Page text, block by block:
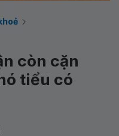
còn cặn
tiểu có